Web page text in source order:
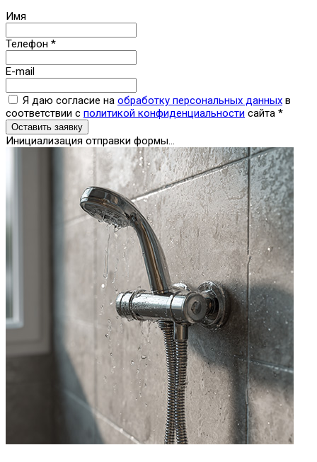
Имя
Телефон *
E-mail
Я даю согласие на обработку персональных данных в
соответствии с политикой конфиденциальности сайта *
Оставить заявку
Инициализация отправки формы...